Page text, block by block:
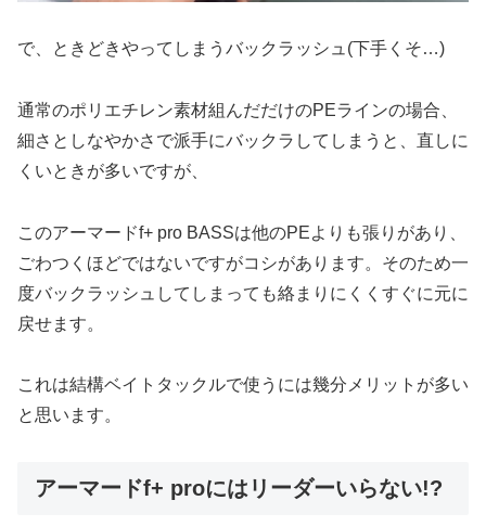
で、ときどきやってしまうバックラッシュ(下手くそ…)
通常のポリエチレン素材組んだだけのPEラインの場合、
細さとしなやかさで派手にバックラしてしまうと、直しに
くいときが多いですが、
このアーマードf+ pro BASSは他のPEよりも張りがあり、
ごわつくほどではないですがコシがあります。そのため一
度バックラッシュしてしまっても絡まりにくくすぐに元に
戻せます。
これは結構ベイトタックルで使うには幾分メリットが多い
と思います。
アーマードf+ proにはリーダーいらない!?